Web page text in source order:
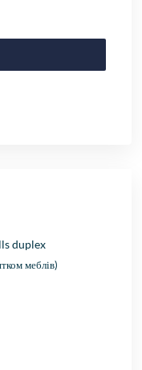
duplex
меблів)